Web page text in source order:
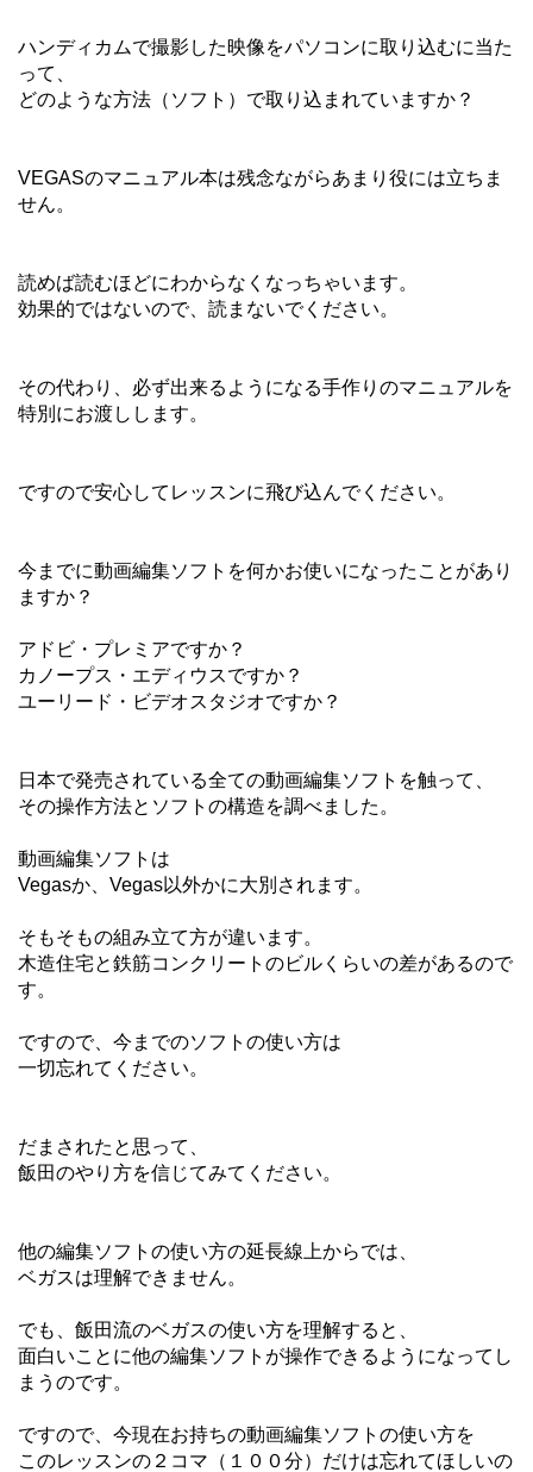
ハンディカムで撮影した映像をパソコンに取り込むに当た
って、
どのような方法（ソフト）で取り込まれていますか？
VEGASのマニュアル本は残念ながらあまり役には立ちま
せん。
読めば読むほどにわからなくなっちゃいます。
効果的ではないので、読まないでください。
その代わり、必ず出来るようになる手作りのマニュアルを
特別にお渡しします。
ですので安心してレッスンに飛び込んでください。
今までに動画編集ソフトを何かお使いになったことがあり
ますか？
アドビ・プレミアですか？
カノープス・エディウスですか？
ユーリード・ビデオスタジオですか？
日本で発売されている全ての動画編集ソフトを触って、
その操作方法とソフトの構造を調べました。
動画編集ソフトは
Vegasか、Vegas以外かに大別されます。
そもそもの組み立て方が違います。
木造住宅と鉄筋コンクリートのビルくらいの差があるので
す。
ですので、今までのソフトの使い方は
一切忘れてください。
だまされたと思って、
飯田のやり方を信じてみてください。
他の編集ソフトの使い方の延長線上からでは、
ベガスは理解できません。
でも、飯田流のベガスの使い方を理解すると、
面白いことに他の編集ソフトが操作できるようになってし
まうのです。
ですので、今現在お持ちの動画編集ソフトの使い方を
このレッスンの２コマ（１００分）だけは忘れてほしいの